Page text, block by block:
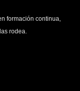
formación continua,
rodea.